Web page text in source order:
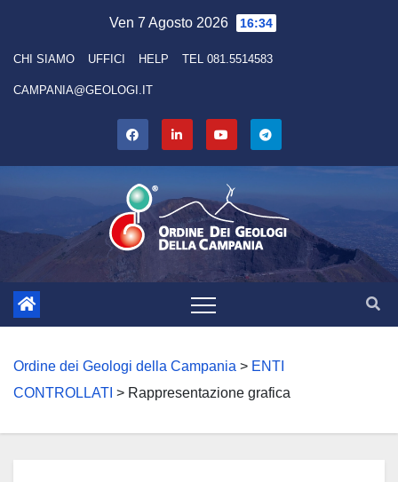
content
Ven 7 Agosto 2026 16:34
CHI SIAMO UFFICI HELP TEL 081.5514583
CAMPANIA@GEOLOGI.IT
Ordine dei Geologi della Campania > ENTI
CONTROLLATI > Rappresentazione grafica